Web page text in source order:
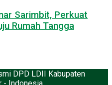
Sarimbit, Perkuat
Rumah Tangga
DPD LDII Kabupaten